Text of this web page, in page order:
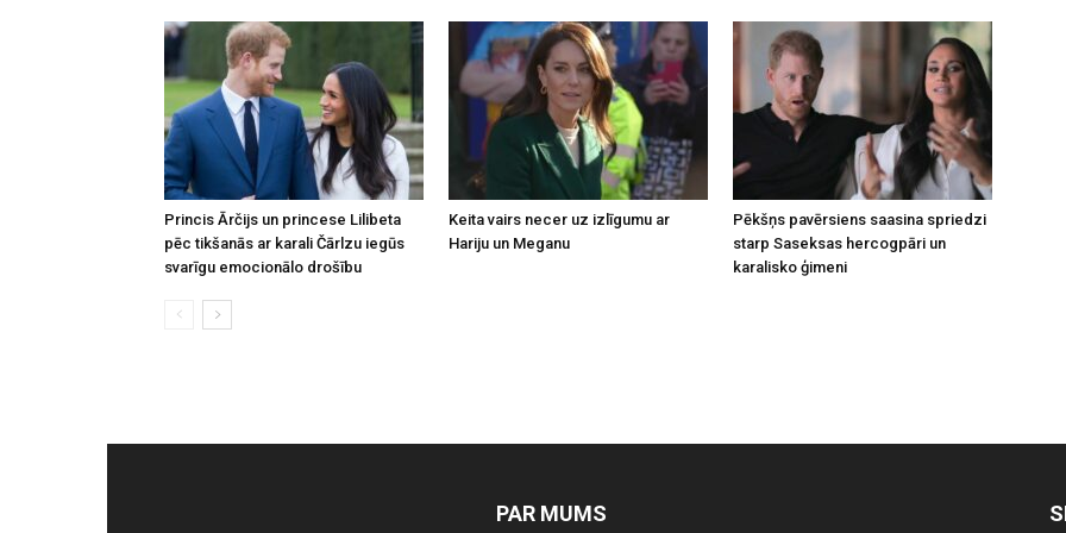
Princis Ārčijs un princese Lilibeta
pēc tikšanās ar karali Čārlzu iegūs
svarīgu emocionālo drošību
Keita vairs necer uz izlīgumu ar
Hariju un Meganu
Pēkšņs pavērsiens saasina spriedzi
starp Saseksas hercogpāri un
karalisko ģimeni
PAR MUMS